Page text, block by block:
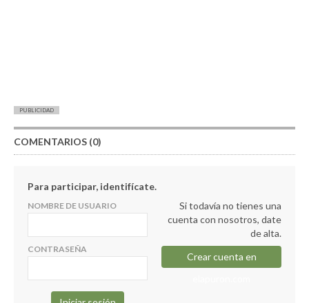
PUBLICIDAD
COMENTARIOS (0)
Para participar, identifícate.
NOMBRE DE USUARIO
CONTRASEÑA
Si todavía no tienes una
cuenta con nosotros, date
de alta.
Crear cuenta en